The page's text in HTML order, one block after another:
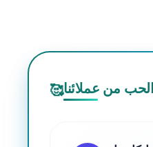
🥰الحب من عملائنا